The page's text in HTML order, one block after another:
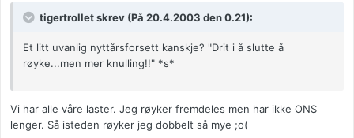
tigertrollet skrev (På 20.4.2003 den 0.21):
Et litt uvanlig nyttårsforsett kanskje? "Drit i å slutte å
røyke...men mer knulling!!" *s*
Vi har alle våre laster. Jeg røyker fremdeles men har ikke ONS
lenger. Så isteden røyker jeg dobbelt så mye ;o(